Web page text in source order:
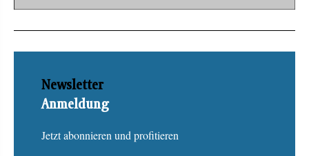
Newsletter
Anmeldung
Jetzt abonnieren und profitieren